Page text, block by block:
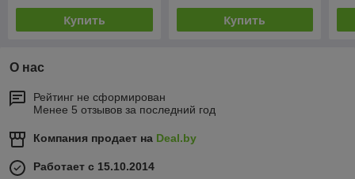
Купить Купить
О нас
Рейтинг не сформирован
Менее 5 отзывов за последний год
Компания продает на Deal.by
Работает с 15.10.2014